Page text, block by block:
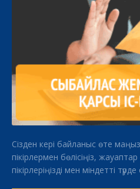
Сізден кері байланыс өте
пікірлермен бөлісіңіз,
пікірлеріңізді мен міндетті